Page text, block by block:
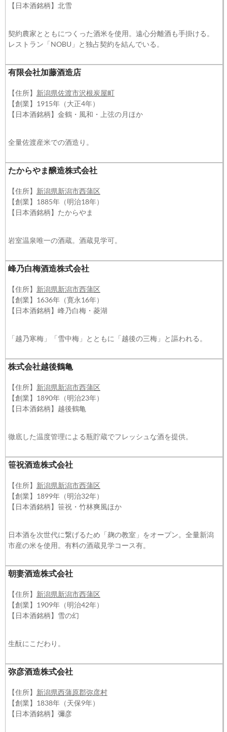
【日本酒銘柄】北雪
契約農家とともにつくった酒米を使用。遠心分離酒も手掛ける。
レストラン「NOBU」と独占契約を結んでいる。
有限会社加藤酒造店
【住所】 新潟県佐渡市沢根炭屋町
【創業】1915年（大正4年）
【日本酒銘柄】金鶴・風和・上弦の月ほか
全量佐渡産米での酒造り。
たからやま醸造株式会社
【住所】 新潟県新潟市西蒲区
【創業】1885年（明治18年）
【日本酒銘柄】たからやま
岩室温泉唯一の酒蔵。酒蔵見学可。
峰乃白梅酒造株式会社
【住所】 新潟県新潟市西蒲区
【創業】1636年（寛永16年）
【日本酒銘柄】峰乃白梅・菱湖
「越乃寒梅」「雪中梅」とともに「越後の三梅」と謳われる。
株式会社越後鶴亀
【住所】 新潟県新潟市西蒲区
【創業】1890年（明治23年）
【日本酒銘柄】越後鶴亀
徹底した温度管理による瓶貯蔵でフレッシュな酒を提供。
笹祝酒造株式会社
【住所】 新潟県新潟市西蒲区
【創業】1899年（明治32年）
【日本酒銘柄】笹祝・竹林爽風ほか
日本酒を次世代に繋げるため「麹の教室」をオープン。全量新潟
市産の米を使用。有料の酒蔵見学コース有。
朝妻酒造株式会社
【住所】 新潟県新潟市西蒲区
【創業】1909年（明治42年）
【日本酒銘柄】雪の幻
生酛にこだわり。
弥彦酒造株式会社
【住所】 新潟県西蒲原郡弥彦村
【創業】1838年（天保9年）
【日本酒銘柄】彌彦